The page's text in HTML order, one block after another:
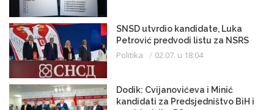
SNSD utvrdio kandidate, Luka
Petrović predvodi listu za NSRS
Politika 02.07. u 18:04
Dodik: Cvijanovićeva i Minić
kandidati za Predsjedništvo BiH i